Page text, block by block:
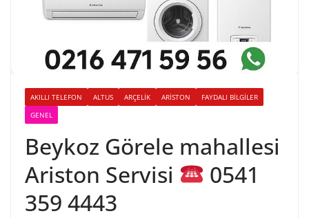
AKILLI TELEFON ALTUS ARÇELIK ARISTON
FAYDALI BILGILER
GENEL
Beykoz Görele mahallesi
Ariston Servisi
0541
359 4443